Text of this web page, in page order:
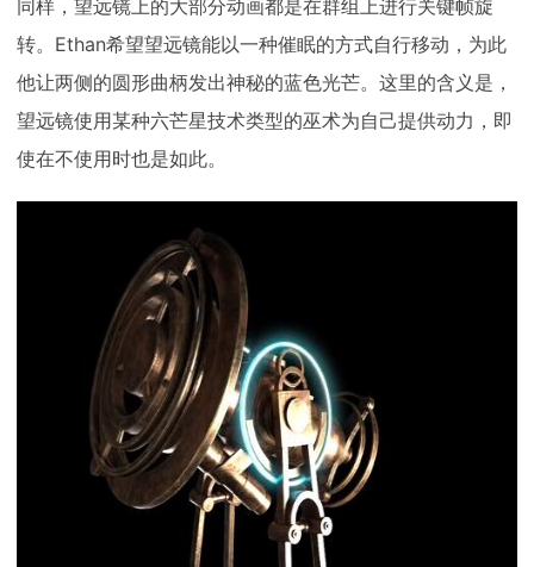
同样，望远镜上的大部分动画都是在群组上进行关键帧旋
转。Ethan希望望远镜能以一种催眠的方式自行移动，为此
他让两侧的圆形曲柄发出神秘的蓝色光芒。这里的含义是，
望远镜使用某种六芒星技术类型的巫术为自己提供动力，即
使在不使用时也是如此。